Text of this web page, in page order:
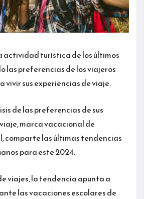
actividad turística de los últimos
las preferencias de los viajeros
vivir sus experiencias de viaje.
de las preferencias de sus
marca vacacional de
comparte las últimas tendencias
para este 2024.
viajes, la tendencia apunta a
las vacaciones escolares de